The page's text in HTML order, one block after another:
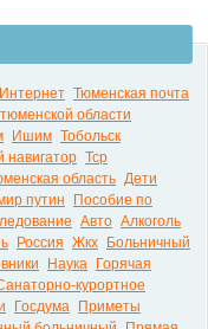
Интернет Тюменская почта
области
Ишим Тобольск
Тср
область Дети
путин
Пособие по
Авто Алкоголь
Россия Жкх
Больничный
Наука
Горячая
курортное
Госдума
Приметы